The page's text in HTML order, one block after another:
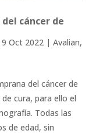
cáncer de
Oct 2022| Avalian,
del cáncer de
cura, para ello el
Todas las
de edad, sin